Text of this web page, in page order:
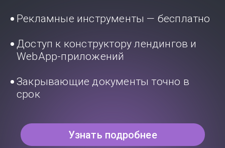
Рекламные инструменты — бесплатно
Доступ к конструктору лендингов и
WebApp-приложений
Закрывающие документы точно в
срок
Узнать подробнее